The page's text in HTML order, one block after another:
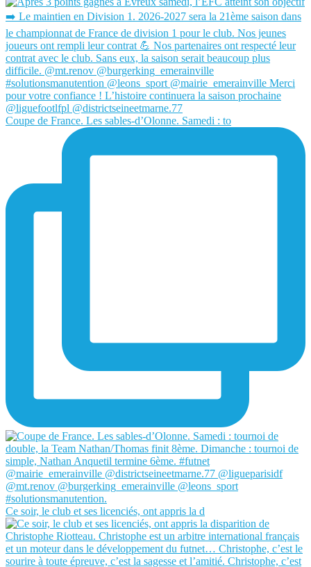
Coupe de France. Les sables-d’Olonne. Samedi : to
Ce soir, le club et ses licenciés, ont appris la d